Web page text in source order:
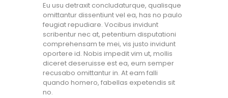
Eu usu detraxit concludaturque, qualisque
omittantur dissentiunt vel ea, has no paulo
feugiat repudiare. Vocibus invidunt
scribentur nec at, petentium disputationi
comprehensam te mei, vis justo invidunt
oportere id. Nobis impedit vim ut, mollis
diceret deseruisse est ea, eum semper
recusabo omittantur in. At eam falli
quando homero, fabellas expetendis sit
no.